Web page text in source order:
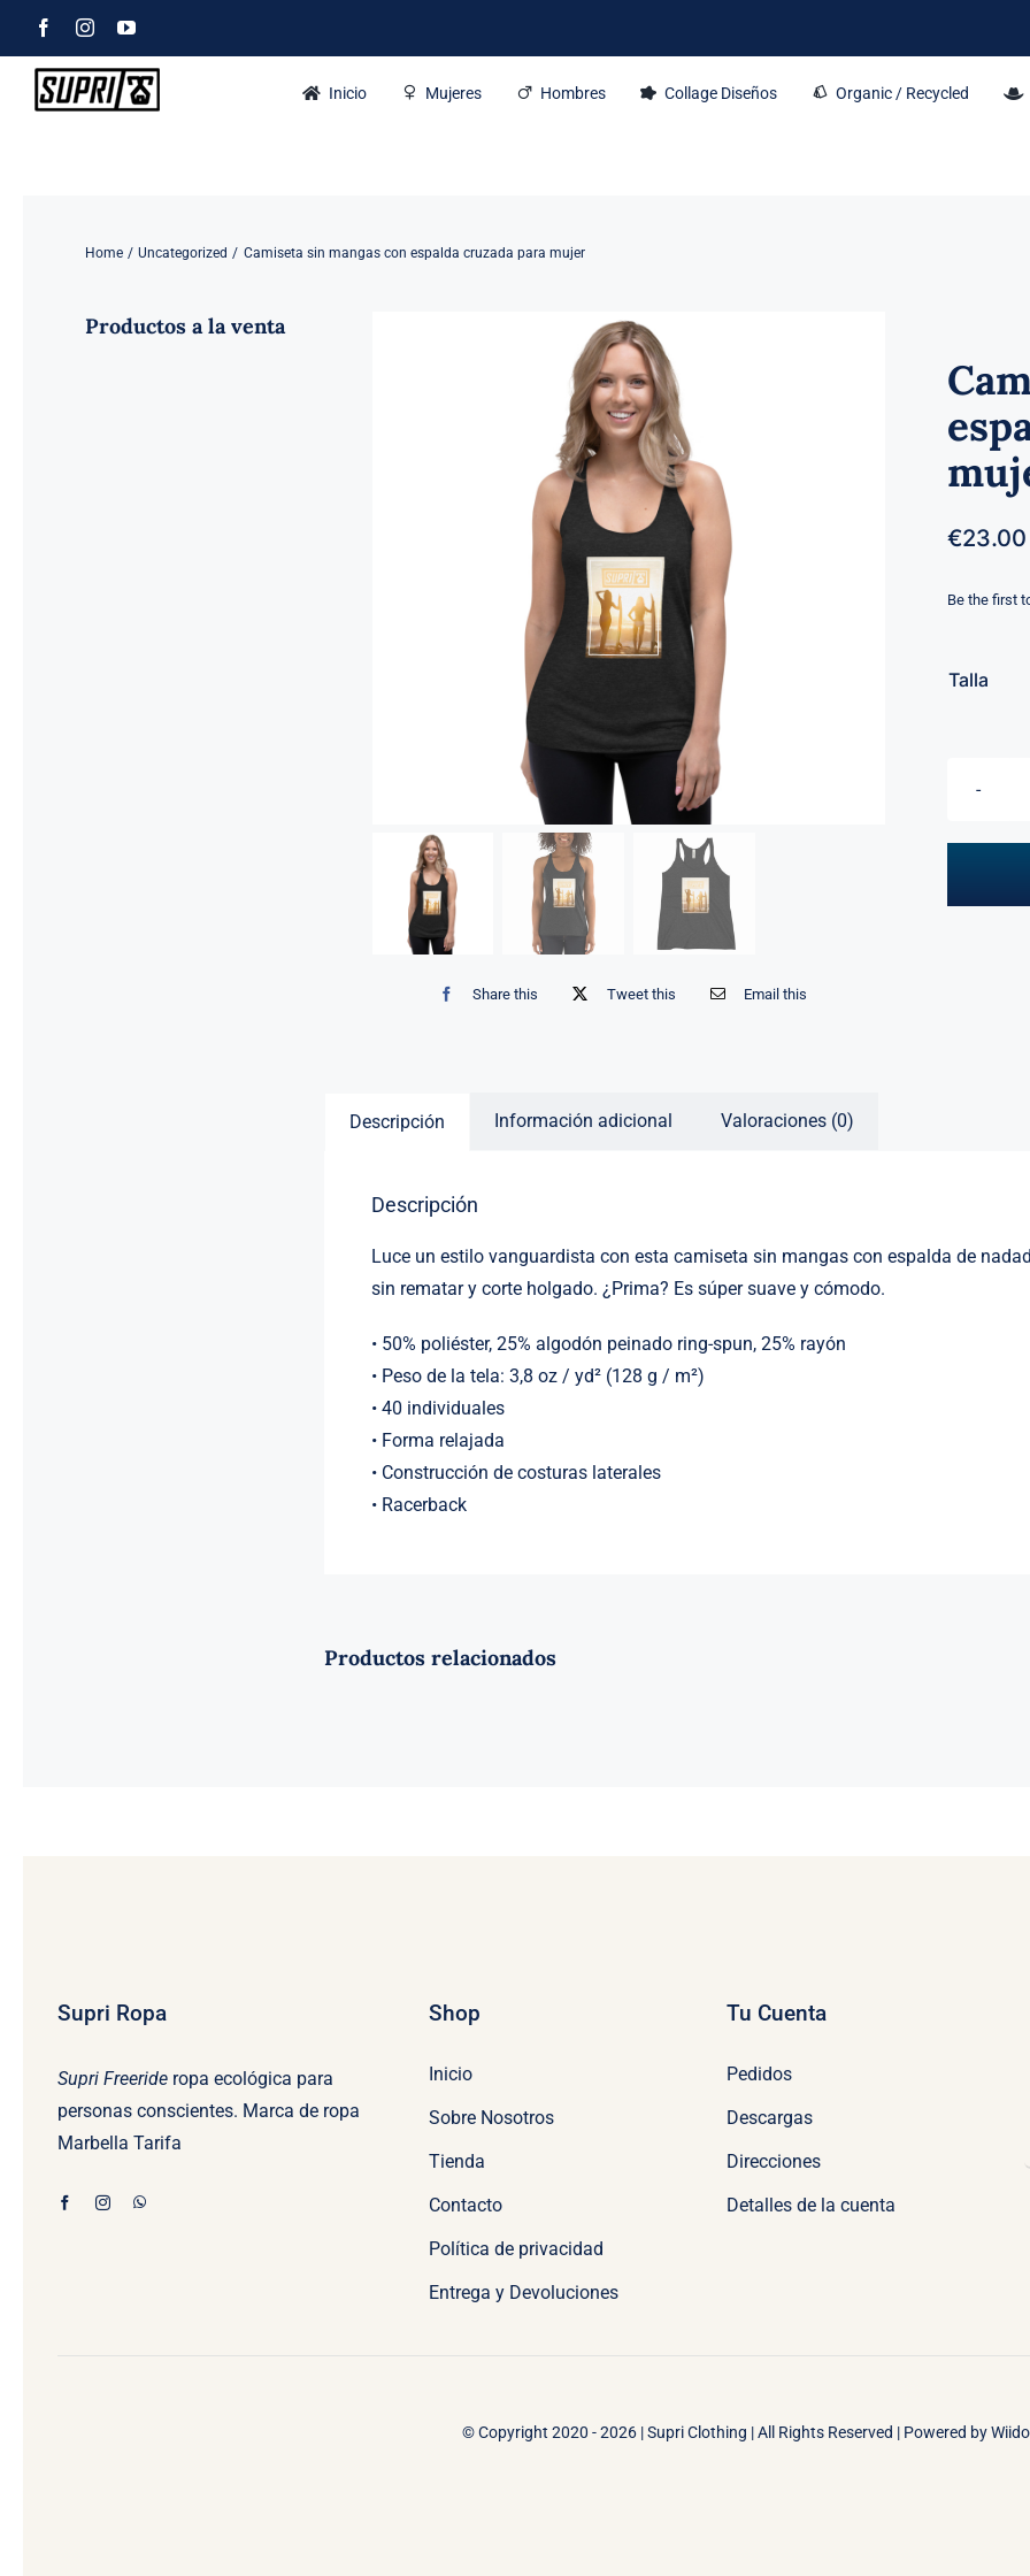
content
FacebookInstagramYouTube
Inicio Mujeres Hombres Collage Diseños Organic / Recycled
Home Uncategorized Camiseta sin mangas con espalda cruzada para mujer
Productos a la venta
Share this Tweet this Email this
€23.00
Be the first
Talla
Descripción Información adicional Valoraciones (0)
Descripción
Luce un estilo vanguardista con esta camiseta sin mangas con espalda de
sin rematar y corte holgado. ¿Prima? Es súper suave y cómodo.
• 50% poliéster, 25% algodón peinado ring-spun, 25% rayón
• Peso de la tela: 3,8 oz / yd² (128 g / m²)
• 40 individuales
• Forma relajada
• Construcción de costuras laterales
• Racerback
Productos relacionados
Supri Ropa
Supri Freerideropa ecológica para
personas conscientes. Marca de ropa
Marbella Tarifa
Shop
Inicio
Sobre Nosotros
Tienda
Contacto
Política de privacidad
Entrega y Devoluciones
Tu Cuenta
Pedidos
Descargas
Direcciones
Detalles de la cuenta
© Copyright 2020 - 2026 | Supri Clothing | All Rights Reserved | Powered by